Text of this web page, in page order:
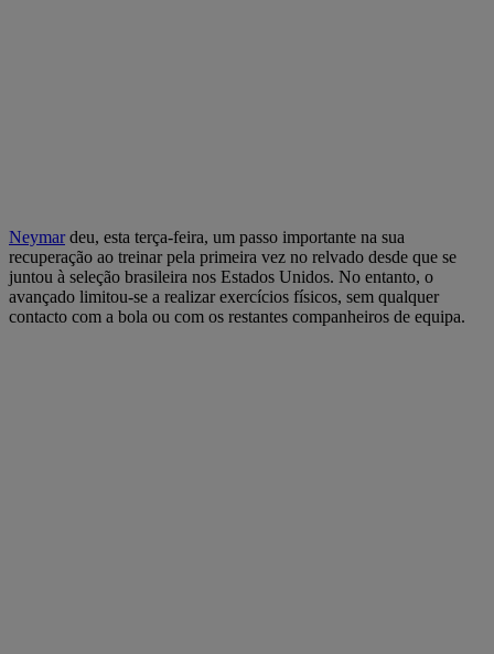
Neymardeu, esta terça-feira, um passo importante na sua
recuperação ao treinar pela primeira vez no relvado desde que se
juntou à seleção brasileira nos Estados Unidos. No entanto, o
avançado limitou-se a realizar exercícios físicos, sem qualquer
contacto com a bola ou com os restantes companheiros de equipa.